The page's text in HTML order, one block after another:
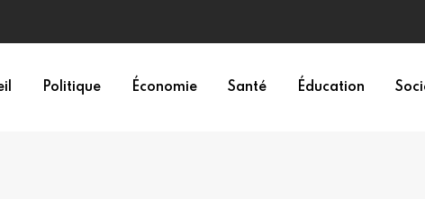
Politique Économie Santé Éducation